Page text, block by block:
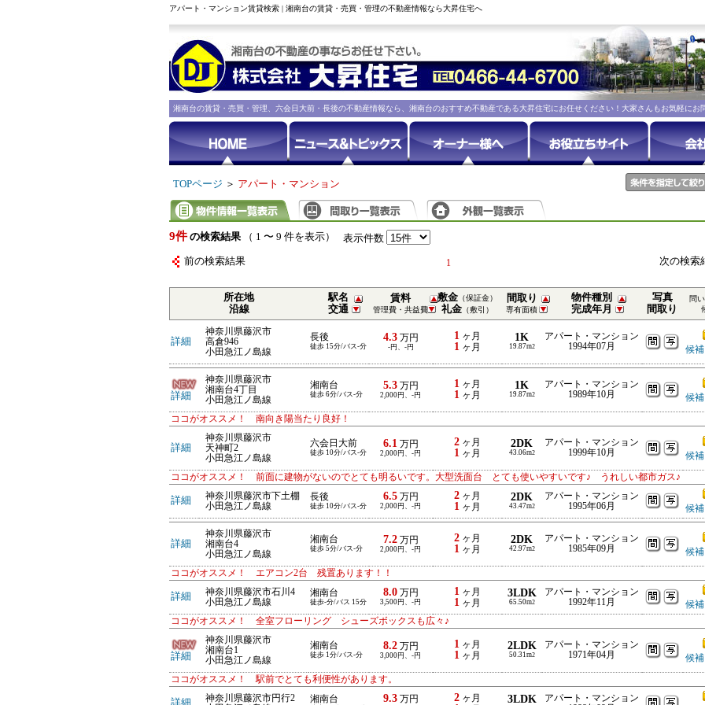
アパート・マンション賃貸検索 | 湘南台の賃貸・売買・管理の不動産情報なら大昇住宅へ
湘南台の賃貸・売買・管理、六会日大前・長後の不動産情報なら、湘南台のおすすめ不動産である大昇住宅にお任せください！大家さんもお気軽にお
TOPページ ＞ アパート・マンション
9件 の検索結果（ 1 〜 9 件を表示） 表示件数
前の検索結果 1 次の検
所在地
沿線
駅名
交通
賃料
管理費・共益費
敷金（保証金）
礼金（敷引）
間取り
専有面積
物件種別
完成年月
写真
間取り
問
詳細
神奈川県藤沢市
高倉946
小田急江ノ島線
長後
徒歩 15分/バス-分
4.3万円
-円、-円
1 ヶ月
1 ヶ月
1K
19.87m2
アパート・マンション
1994年07月
候
詳細
神奈川県藤沢市
湘南台4丁目
小田急江ノ島線
湘南台
徒歩 6分/バス-分
5.3万円
2,000円、-円
1 ヶ月
1 ヶ月
1K
19.87m2
アパート・マンション
1989年10月
候
ココがオススメ！ 南向き陽当たり良好！
詳細
神奈川県藤沢市
天神町2
小田急江ノ島線
六会日大前
徒歩 10分/バス-分
6.1 万円
2,000円、-円
2ヶ月
1 ヶ月
2DK
43.06m2
アパート・マンション
1999年10月
候
ココがオススメ！ 前面に建物がないのでとても明るいです。大型洗面台 とても使いやすいです♪ うれしい都市ガス♪
詳細
神奈川県藤沢市下土棚
小田急江ノ島線
長後
徒歩 10分/バス-分
6.5万円
2,000円、-円
2ヶ月
1 ヶ月
2DK
43.47m2
アパート・マンション
1995年06月
候
詳細
神奈川県藤沢市
湘南台4
小田急江ノ島線
湘南台
徒歩 5分/バス-分
7.2万円
2,000円、-円
2ヶ月
1 ヶ月
2DK
42.97m2
アパート・マンション
1985年09月
候
ココがオススメ！ エアコン2台 残置あります！！
詳細
神奈川県藤沢市石川4
小田急江ノ島線
湘南台
徒歩-分/バス 15分
8.0万円
3,500円、-円
1 ヶ月
1 ヶ月
3LDK
65.50m2
アパート・マンション
1992年11月
候
ココがオススメ！ 全室フローリング シューズボックスも広々♪
詳細
神奈川県藤沢市
湘南台1
小田急江ノ島線
湘南台
徒歩 1分/バス-分
8.2万円
3,000円、-円
1 ヶ月
1 ヶ月
2LDK
50.31m2
アパート・マンション
1971年04月
候
ココがオススメ！ 駅前でとても利便性があります。
詳細
神奈川県藤沢市円行2
湘南台 9.3万円 2ヶ月 3LDK
アパート・マンション